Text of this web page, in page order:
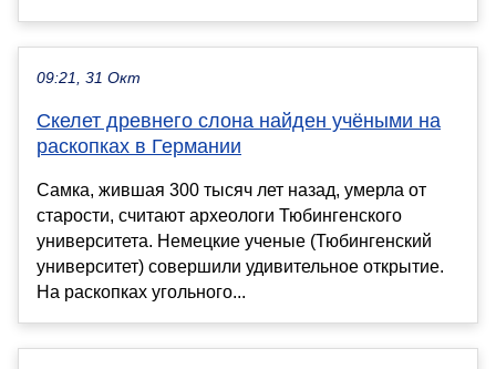
09:21, 31 Окт
Скелет древнего слона найден учёными на
раскопках в Германии
Самка, жившая 300 тысяч лет назад, умерла от
старости, считают археологи Тюбингенского
университета. Немецкие ученые (Тюбингенский
университет) совершили удивительное открытие.
На раскопках угольного...